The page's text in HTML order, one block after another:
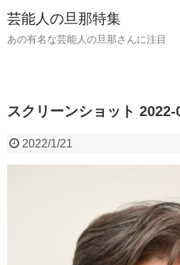
芸能人の旦那特集
あの有名な芸能人の旦那さんに注目
スクリーンショット
2022/1/21